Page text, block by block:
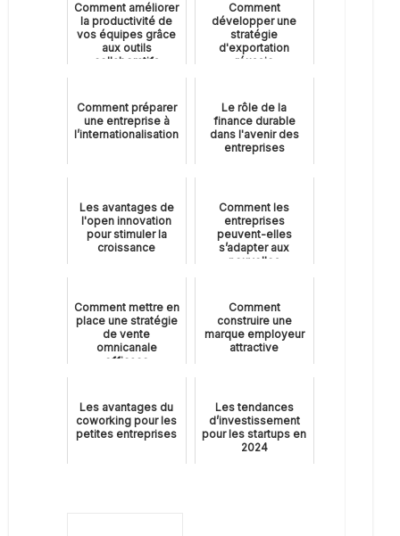
Comment améliorer
la productivité de
vos équipes grâce
aux outils
collaboratifs
Comment
développer une
stratégie
d'exportation
réussie
Comment préparer
une entreprise à
l’internationalisation
Le rôle de la
finance durable
dans l'avenir des
entreprises
Les avantages de
l'open innovation
pour stimuler la
croissance
Comment les
entreprises
peuvent-elles
s’adapter aux
nouvelles
Comment mettre en
place une stratégie
de vente
omnicanale
efficace
Comment
construire une
marque employeur
attractive
Les avantages du
coworking pour les
petites entreprises
Les tendances
d’investissement
pour les startups en
2024